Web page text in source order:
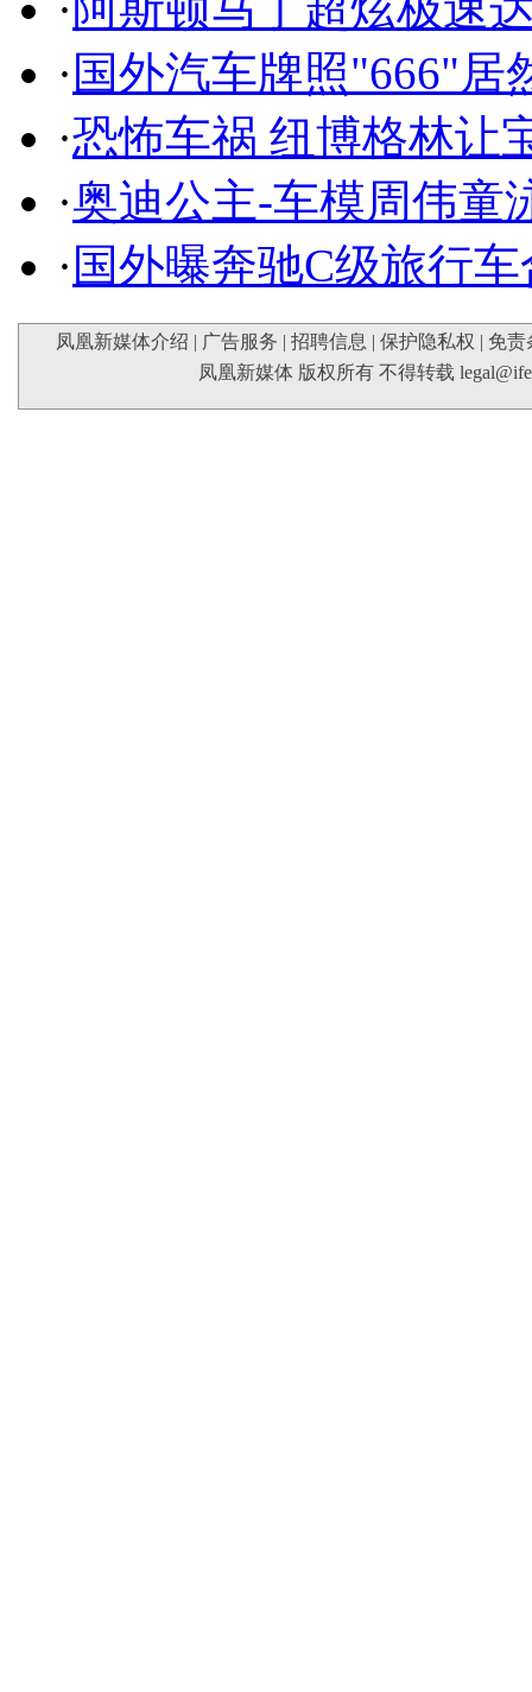
· 国外汽车牌照"666"居
·恐怖车祸 纽博格林让
·奥迪公主-车模周伟童
· 国外曝奔驰C级旅行
凤凰新媒体介绍 | 广告服务 | 招聘信息 | 保护隐私权 | 免责
凤凰新媒体 版权所有 不得转载